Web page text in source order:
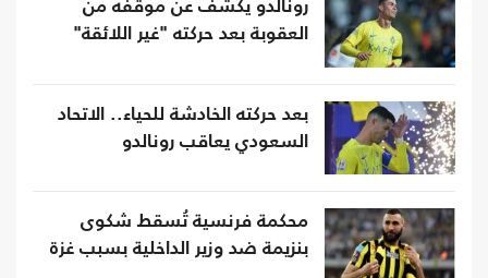
رونالدو يكشف عن موقفه من
العقوبة بعد حركته "غير اللائقة"
بعد حركته الخادشة للحياء.. الاتحاد
السعودي يعاقب رونالدو
محكمة فرنسية تُسقط شكوى
بنزيمة ضد وزير الداخلية بسبب غزة